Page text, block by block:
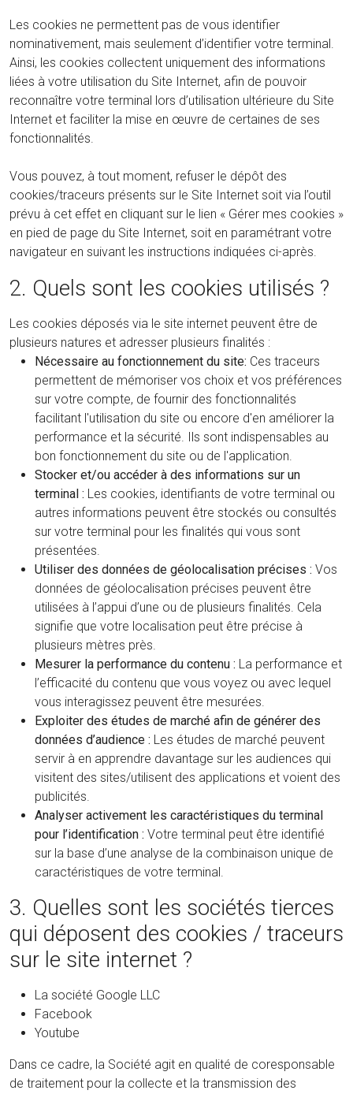
Les cookies ne permettent pas de vous identifier
nominativement, mais seulement d’identifier votre terminal.
Ainsi, les cookies collectent uniquement des informations
liées à votre utilisation du Site Internet, afin de pouvoir
reconnaître votre terminal lors d’utilisation ultérieure du Site
Internet et faciliter la mise en œuvre de certaines de ses
fonctionnalités.
Vous pouvez, à tout moment, refuser le dépôt des
cookies/traceurs présents sur le Site Internet soit via l’outil
prévu à cet effet en cliquant sur le lien « Gérer mes cookies »
en pied de page du Site Internet, soit en paramétrant votre
navigateur en suivant les instructions indiquées ci-après.
2. Quels sont les cookies utilisés ?
Les cookies déposés via le site internet peuvent être de
plusieurs natures et adresser plusieurs finalités :
Nécessaire au fonctionnement du site: Ces traceurs
permettent de mémoriser vos choix et vos préférences
sur votre compte, de fournir des fonctionnalités
facilitant l'utilisation du site ou encore d'en améliorer la
performance et la sécurité. Ils sont indispensables au
bon fonctionnement du site ou de l'application.
Stocker et/ou accéder à des informations sur un
terminal : Les cookies, identifiants de votre terminal ou
autres informations peuvent être stockés ou consultés
sur votre terminal pour les finalités qui vous sont
présentées.
Utiliser des données de géolocalisation précises : Vos
données de géolocalisation précises peuvent être
utilisées à l’appui d’une ou de plusieurs finalités. Cela
signifie que votre localisation peut être précise à
plusieurs mètres près.
Mesurer la performance du contenu : La performance et
l’efficacité du contenu que vous voyez ou avec lequel
vous interagissez peuvent être mesurées.
Exploiter des études de marché afin de générer des
données d’audience : Les études de marché peuvent
servir à en apprendre davantage sur les audiences qui
visitent des sites/utilisent des applications et voient des
publicités.
Analyser activement les caractéristiques du terminal
pour l’identification : Votre terminal peut être identifié
sur la base d’une analyse de la combinaison unique de
caractéristiques de votre terminal.
3. Quelles sont les sociétés tierces
qui déposent des cookies / traceurs
sur le site internet ?
La société Google LLC
Facebook
Youtube
Dans ce cadre, la Société agit en qualité de coresponsable
de traitement pour la collecte et la transmission des